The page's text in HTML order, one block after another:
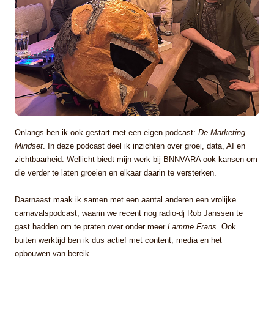
Onlangs ben ik ook gestart met een eigen podcast: De Marketing
Mindset . In deze podcast deel ik inzichten over groei, data, AI en
zichtbaarheid. Wellicht biedt mijn werk bij BNNVARA ook kansen om
die verder te laten groeien en elkaar daarin te versterken.
Daarnaast maak ik samen met een aantal anderen een vrolijke
carnavalspodcast, waarin we recent nog radio-dj Rob Janssen te
gast hadden om te praten over onder meer Lamme Frans . Ook
buiten werktijd ben ik dus actief met content, media en het
opbouwen van bereik.